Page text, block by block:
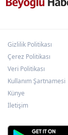
Gizlilik Politikası
Çerez Politikası
Veri Politikası
Kullanım Şartnamesi
Künye
İletişim